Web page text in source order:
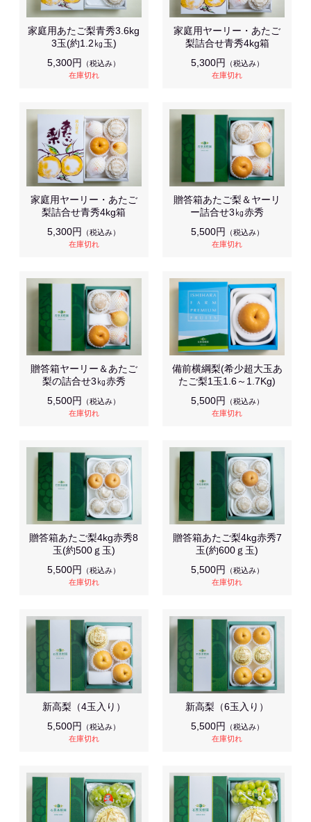
家庭用あたご梨青秀3.6kg
3玉(約1.2㎏玉)
5,300円
（税込み）
在庫切れ
家庭用ヤーリー・あたご
梨詰合せ青秀4kg箱
5,300円
（税込み）
在庫切れ
家庭用ヤーリー・あたご
梨詰合せ青秀4kg箱
5,300円
（税込み）
在庫切れ
贈答箱あたご梨＆ヤーリ
ー詰合せ3㎏赤秀
5,500円
（税込み）
在庫切れ
贈答箱ヤーリー＆あたご
梨の詰合せ3㎏赤秀
5,500円
（税込み）
在庫切れ
備前横綱梨(希少超大玉あ
たご梨1玉1.6～1.7Kg)
5,500円
（税込み）
在庫切れ
贈答箱あたご梨4kg赤秀8
玉(約500ｇ玉)
5,500円
（税込み）
在庫切れ
贈答箱あたご梨4kg赤秀7
玉(約600ｇ玉)
5,500円
（税込み）
在庫切れ
新高梨（4玉入り）
5,500円
（税込み）
在庫切れ
新高梨（6玉入り）
5,500円
（税込み）
在庫切れ